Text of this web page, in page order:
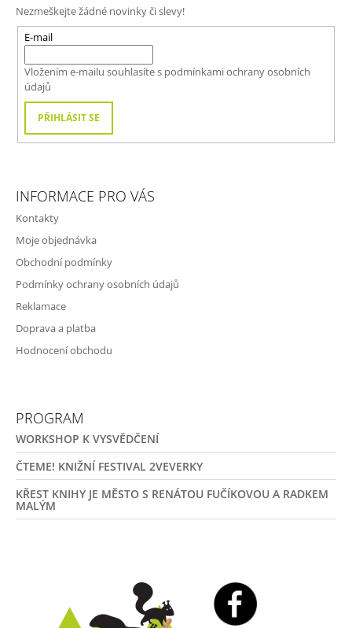
Nezmeškejte žádné novinky či slevy!
E-mail
Vložením e-mailu souhlasíte s podmínkami ochrany osobních
údajů
PŘIHLÁSIT SE
INFORMACE PRO VÁS
Kontakty
Moje objednávka
Obchodní podmínky
Podmínky ochrany osobních údajů
Reklamace
Doprava a platba
Hodnocení obchodu
PROGRAM
WORKSHOP K VYSVĚDČENÍ
ČTEME! KNIŽNÍ FESTIVAL 2VEVERKY
KŘEST KNIHY JE MĚSTO S RENÁTOU FUČÍKOVOU A RADKEM
MALÝM